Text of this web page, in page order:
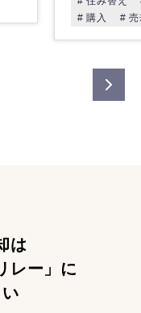
# 購入
# 売
は
レー」に